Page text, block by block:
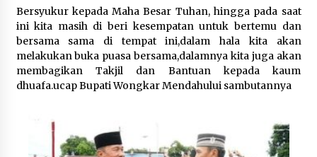
February 23, 2024
Bersyukur kepada Maha Besar Tuhan, hingga pada saat
ini kita masih di beri kesempatan untuk bertemu dan
bersama sama di tempat ini,dalam hala kita akan
melakukan buka puasa bersama,dalamnya kita juga akan
membagikan Takjil dan Bantuan kepada kaum
dhuafa.ucap Bupati Wongkar Mendahului sambutannya